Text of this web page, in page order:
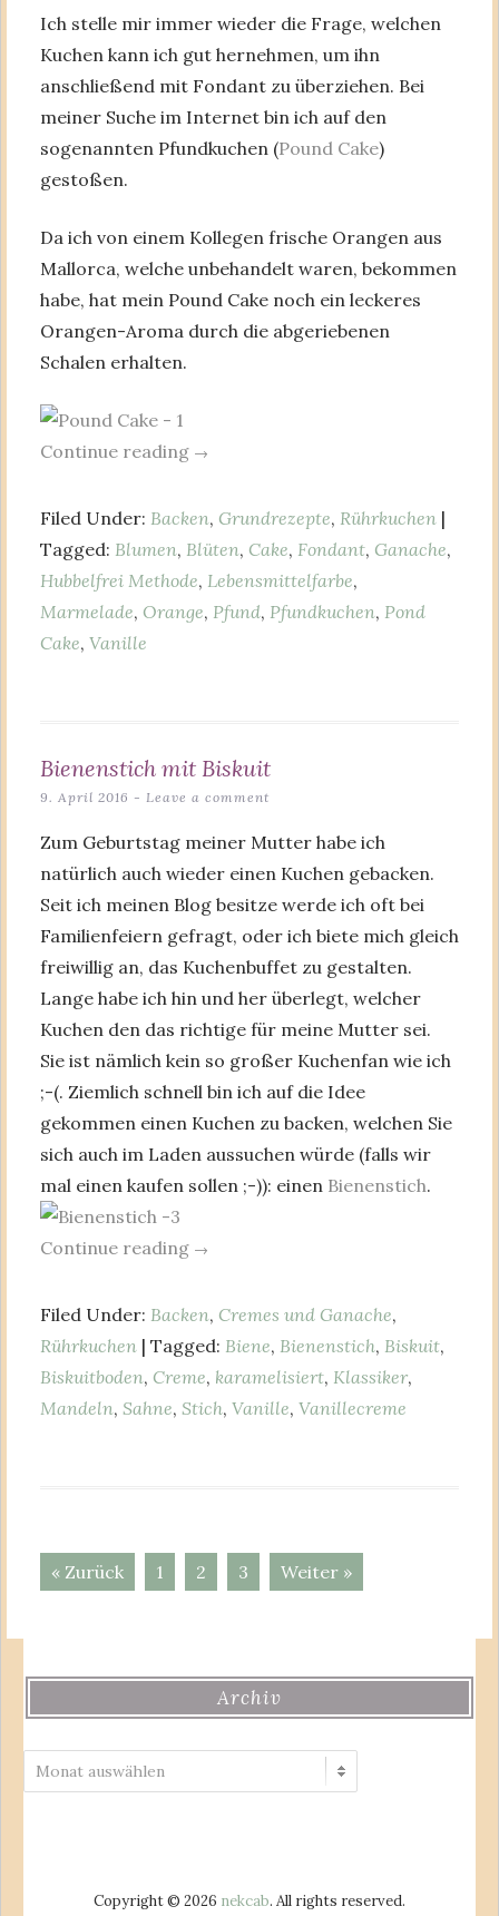
Ich stelle mir immer wieder die Frage, welchen
Kuchen kann ich gut hernehmen, um ihn
anschließend mit Fondant zu überziehen. Bei
meiner Suche im Internet bin ich auf den
sogenannten Pfundkuchen (Pound Cake)
gestoßen.
Da ich von einem Kollegen frische Orangen aus
Mallorca, welche unbehandelt waren, bekommen
habe, hat mein Pound Cake noch ein leckeres
Orangen-Aroma durch die abgeriebenen
Schalen erhalten.
Continue reading →
Filed Under: Backen, Grundrezepte, Rührkuchen |
Tagged: Blumen, Blüten, Cake, Fondant, Ganache,
Hubbelfrei Methode, Lebensmittelfarbe,
Marmelade, Orange, Pfund, Pfundkuchen, Pond
Cake, Vanille
Bienenstich mit Biskuit
9. April 2016 Leave a comment
Zum Geburtstag meiner Mutter habe ich
natürlich auch wieder einen Kuchen gebacken.
Seit ich meinen Blog besitze werde ich oft bei
Familienfeiern gefragt, oder ich biete mich gleich
freiwillig an, das Kuchenbuffet zu gestalten.
Lange habe ich hin und her überlegt, welcher
Kuchen den das richtige für meine Mutter sei.
Sie ist nämlich kein so großer Kuchenfan wie ich
;-(. Ziemlich schnell bin ich auf die Idee
gekommen einen Kuchen zu backen, welchen Sie
sich auch im Laden aussuchen würde (falls wir
mal einen kaufen sollen ;-)): einen Bienenstich.
Continue reading →
Filed Under: Backen, Cremes und Ganache,
Rührkuchen | Tagged: Biene, Bienenstich, Biskuit,
Biskuitboden, Creme, karamelisiert, Klassiker,
Mandeln, Sahne, Stich, Vanille, Vanillecreme
« Zurück 1 2 3 Weiter »
Archiv
Copyright © 2026 nekcab. All rights reserved.